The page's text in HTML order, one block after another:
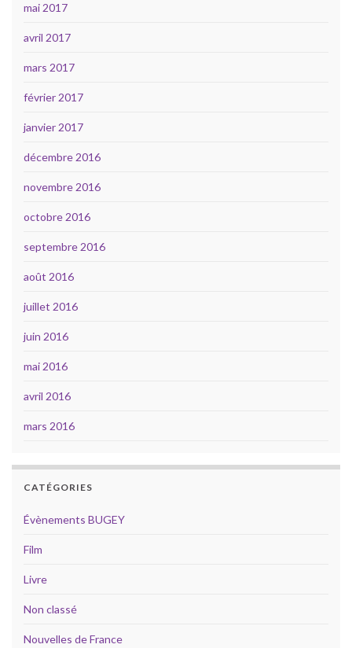
mai 2017
avril 2017
mars 2017
février 2017
janvier 2017
décembre 2016
novembre 2016
octobre 2016
septembre 2016
août 2016
juillet 2016
juin 2016
mai 2016
avril 2016
mars 2016
CATÉGORIES
Évènements BUGEY
Film
Livre
Non classé
Nouvelles de France